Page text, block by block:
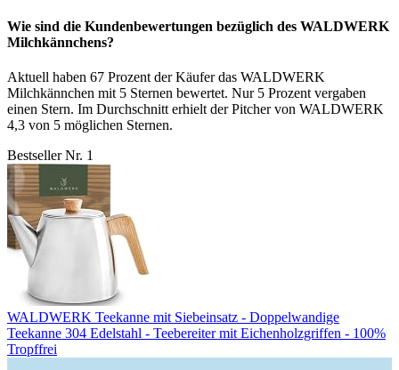
Wie sind die Kundenbewertungen bezüglich des WALDWERK
Milchkännchens?
Aktuell haben 67 Prozent der Käufer das WALDWERK
Milchkännchen mit 5 Sternen bewertet. Nur 5 Prozent vergaben
einen Stern. Im Durchschnitt erhielt der Pitcher von WALDWERK
4,3 von 5 möglichen Sternen.
Bestseller Nr. 1
WALDWERK Teekanne mit Siebeinsatz - Doppelwandige
Teekanne 304 Edelstahl - Teebereiter mit Eichenholzgriffen - 100%
Tropffrei